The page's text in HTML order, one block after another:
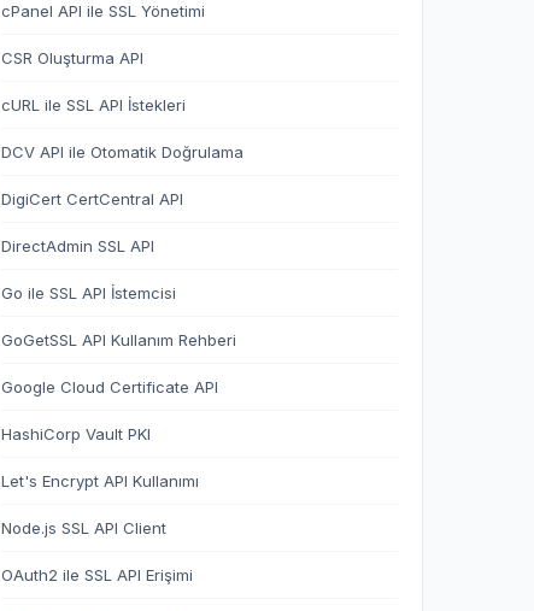
cPanel API ile SSL Yönetimi
CSR Oluşturma API
cURL ile SSL API İstekleri
DCV API ile Otomatik Doğrulama
DigiCert CertCentral API
DirectAdmin SSL API
Go ile SSL API İstemcisi
GoGetSSL API Kullanım Rehberi
Google Cloud Certificate API
HashiCorp Vault PKI
Let's Encrypt API Kullanımı
Node.js SSL API Client
OAuth2 ile SSL API Erişimi